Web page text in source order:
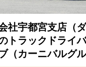
社宇都宮支店（
トラックドライ
（カーニバルグ